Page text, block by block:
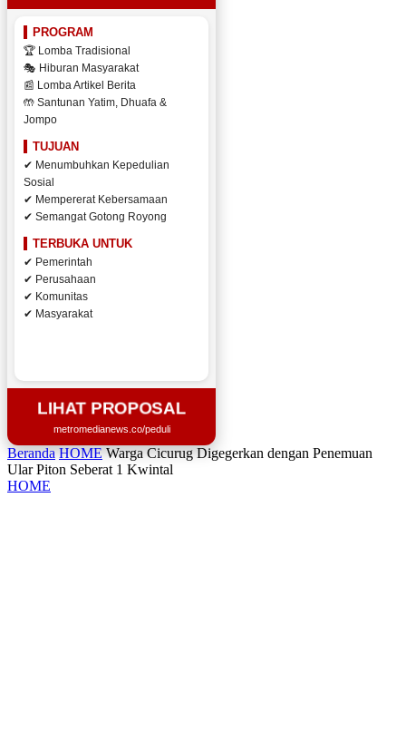
PROGRAM
🏆 Lomba Tradisional
🎭 Hiburan Masyarakat
📰 Lomba Artikel Berita
🤲 Santunan Yatim, Dhuafa &
Jompo
TUJUAN
✔ Menumbuhkan Kepedulian
Sosial
✔ Mempererat Kebersamaan
✔ Semangat Gotong Royong
TERBUKA UNTUK
✔ Pemerintah
✔ Perusahaan
✔ Komunitas
✔ Masyarakat
LIHAT PROPOSAL
metromedianews.co/peduli
Beranda HOME Warga Cicurug Digegerkan dengan Penemuan
Ular Piton Seberat 1 Kwintal
HOME